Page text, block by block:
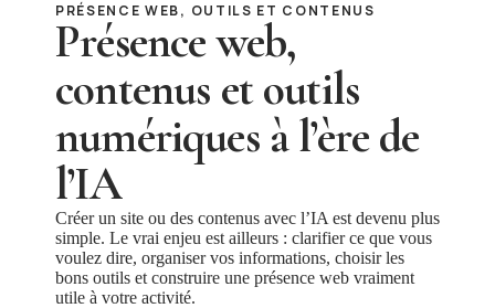
PRÉSENCE WEB, OUTILS ET CONTENUS
Présence web,
contenus et outils
numériques à l’ère de
l’IA
Créer un site ou des contenus avec l’IA est devenu plus
simple. Le vrai enjeu est ailleurs : clarifier ce que vous
voulez dire, organiser vos informations, choisir les
bons outils et construire une présence web vraiment
utile à votre activité.